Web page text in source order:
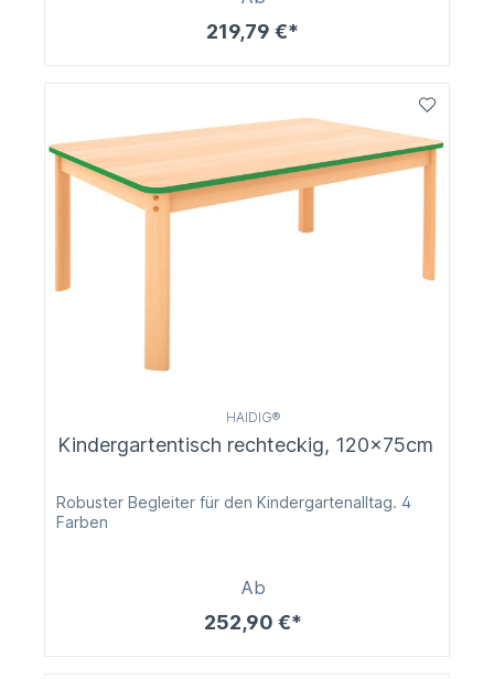
219,79 €*
HAIDIG®
Kindergartentisch rechteckig, 120x75cm
Robuster Begleiter für den Kindergartenalltag. 4
Farben
Ab
252,90 €*